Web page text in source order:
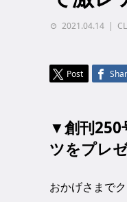
2021.04.14
Post
▼創刊250
ツをプレ
おかげさまで